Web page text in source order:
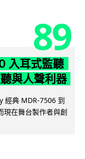
89
入耳式監聽
與人聲利器
經典 MDR-7506 到
現在舞台製作者與創